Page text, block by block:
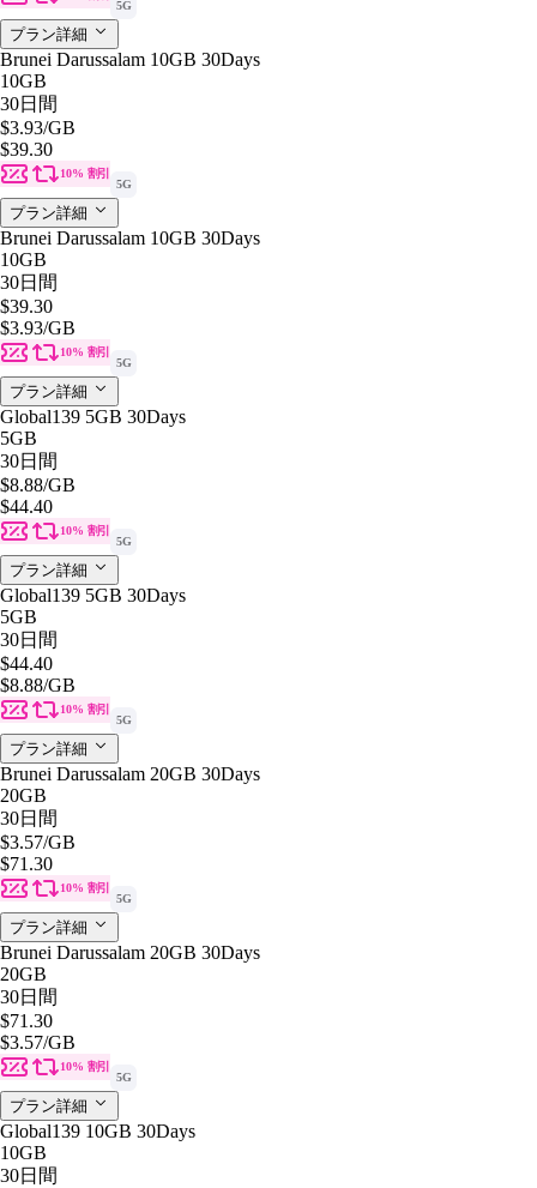
5G
プラン詳細
Brunei Darussalam 10GB 30Days
10GB
30日間
$3.93/GB
$39.30
10% 割引
5G
プラン詳細
Brunei Darussalam 10GB 30Days
10GB
30日間
$39.30
$3.93/GB
10% 割引
5G
プラン詳細
Global139 5GB 30Days
5GB
30日間
$8.88/GB
$44.40
10% 割引
5G
プラン詳細
Global139 5GB 30Days
5GB
30日間
$44.40
$8.88/GB
10% 割引
5G
プラン詳細
Brunei Darussalam 20GB 30Days
20GB
30日間
$3.57/GB
$71.30
10% 割引
5G
プラン詳細
Brunei Darussalam 20GB 30Days
20GB
30日間
$71.30
$3.57/GB
10% 割引
5G
プラン詳細
Global139 10GB 30Days
10GB
30日間